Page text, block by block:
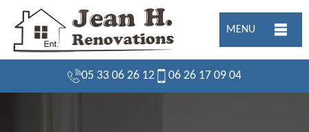
MENU
05 33 06 26 12 06 26 17 09 04